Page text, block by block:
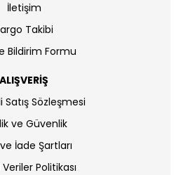
İletişim
Takibi
Bildirim Formu
ALIŞVERİŞ
Satış Sözleşmesi
ve Güvenlik
İade Şartları
Veriler Politikası